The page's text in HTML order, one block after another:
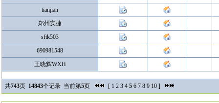
tianjian
郑州实捷
sftk503
690981548
王晓辉WXH
共743页 14843个记录 当前第5页 [ 1 2 3 4 5 6 7 8 9 10 ]